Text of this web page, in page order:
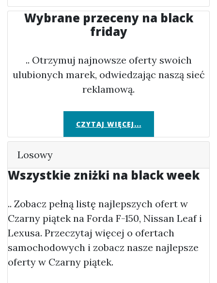
Wybrane przeceny na black
friday
.. Otrzymuj najnowsze oferty swoich
ulubionych marek, odwiedzając naszą sieć
reklamową.
CZYTAJ WIĘCEJ...
Losowy
Wszystkie zniżki na black week
.. Zobacz pełną listę najlepszych ofert w
Czarny piątek na Forda F-150, Nissan Leaf i
Lexusa. Przeczytaj więcej o ofertach
samochodowych i zobacz nasze najlepsze
oferty w Czarny piątek.